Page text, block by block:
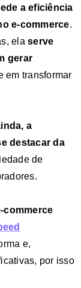
a eficiência
e-commerce.
ela serve
gerar
em transformar
a
destacar da
de
commerce
e,
por isso